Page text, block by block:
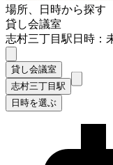
場所、日時から探す
貸し会議室
志村三丁目駅日時：
貸し会議室
志村三丁目駅
日時を選ぶ